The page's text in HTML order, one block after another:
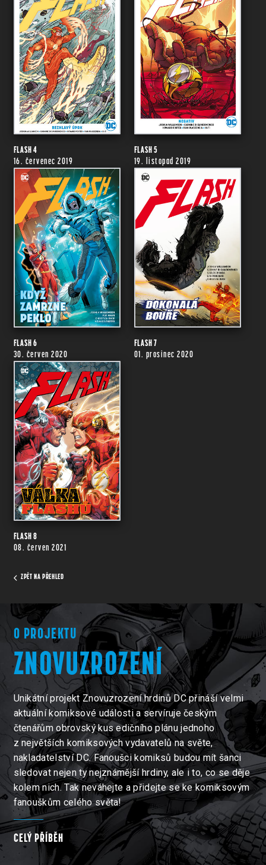
FLASH 4
16. červenec 2019
FLASH 5
19. listopad 2019
FLASH 6
30. červen 2020
FLASH 7
01. prosinec 2020
FLASH 8
08. červen 2021
ZPĚT NA PŘEHLED
O PROJEKTU
ZNOVUZROZENÍ
Unikátní projekt Znovuzrození hrdinů DC přináší velmi
aktuální komiksové události a servíruje českým
čtenářům obrovský kus edičního plánu jednoho
z největších komiksových vydavatelů na světe,
nakladatelství DC. Fanoušci komiksů budou mít šanci
sledovat nejen ty nejznámější hrdiny, ale i to, co se děje
kolem nich. Tak neváhejte a přidejte se ke komiksovým
fanouškům celého světa!
CELÝ PŘÍBĚH